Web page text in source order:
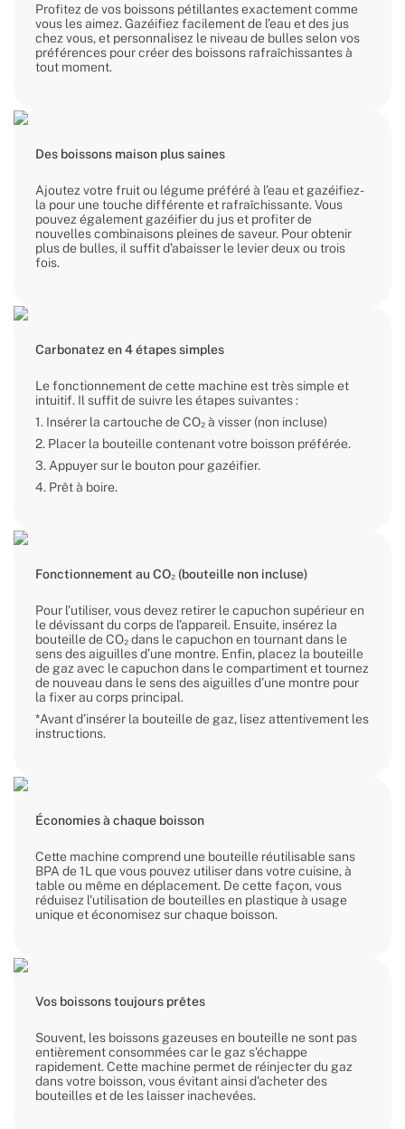
Profitez de vos boissons pétillantes exactement comme
vous les aimez. Gazéifiez facilement de l’eau et des jus
chez vous, et personnalisez le niveau de bulles selon vos
préférences pour créer des boissons rafraîchissantes à
tout moment.
Des boissons maison plus saines
Ajoutez votre fruit ou légume préféré à l’eau et gazéifiez-
la pour une touche différente et rafraîchissante. Vous
pouvez également gazéifier du jus et profiter de
nouvelles combinaisons pleines de saveur. Pour obtenir
plus de bulles, il suffit d’abaisser le levier deux ou trois
fois.
Carbonatez en 4 étapes simples
Le fonctionnement de cette machine est très simple et
intuitif. Il suffit de suivre les étapes suivantes :
1. Insérer la cartouche de CO₂ à visser (non incluse)
2. Placer la bouteille contenant votre boisson préférée.
3. Appuyer sur le bouton pour gazéifier.
4. Prêt à boire.
Fonctionnement au CO₂ (bouteille non incluse)
Pour l’utiliser, vous devez retirer le capuchon supérieur en
le dévissant du corps de l’appareil. Ensuite, insérez la
bouteille de CO₂ dans le capuchon en tournant dans le
sens des aiguilles d’une montre. Enfin, placez la bouteille
de gaz avec le capuchon dans le compartiment et tournez
de nouveau dans le sens des aiguilles d’une montre pour
la fixer au corps principal.
*Avant d’insérer la bouteille de gaz, lisez attentivement les
instructions.
Économies à chaque boisson
Cette machine comprend une bouteille réutilisable sans
BPA de 1L que vous pouvez utiliser dans votre cuisine, à
table ou même en déplacement. De cette façon, vous
réduisez l'utilisation de bouteilles en plastique à usage
unique et économisez sur chaque boisson.
Vos boissons toujours prêtes
Souvent, les boissons gazeuses en bouteille ne sont pas
entièrement consommées car le gaz s'échappe
rapidement. Cette machine permet de réinjecter du gaz
dans votre boisson, vous évitant ainsi d'acheter des
bouteilles et de les laisser inachevées.